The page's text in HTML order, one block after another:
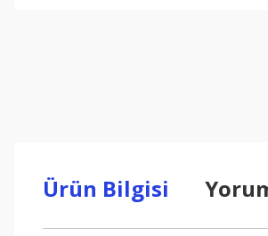
Ürün Bilgisi